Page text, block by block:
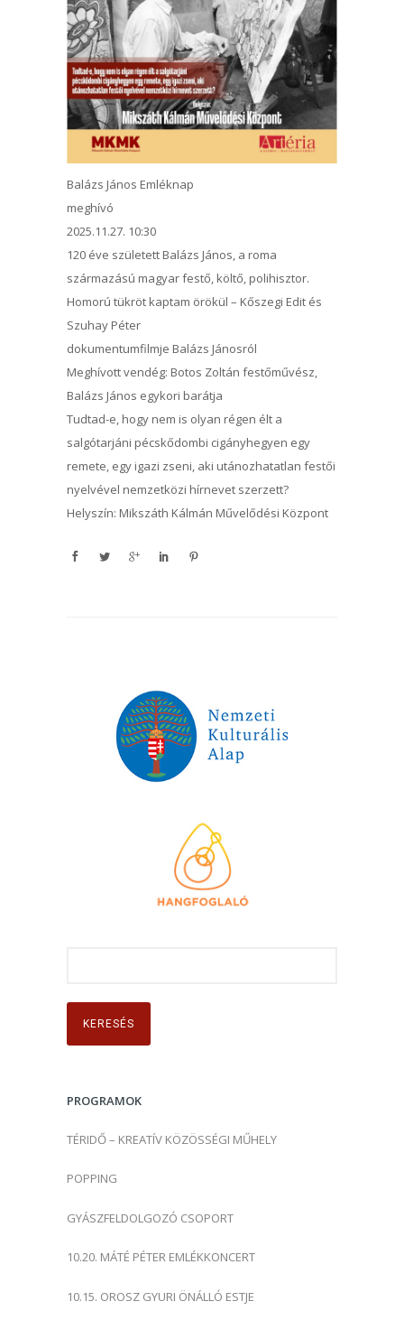
Balázs János Emléknap
meghívó
2025.11.27. 10:30
120 éve született Balázs János, a roma
származású magyar festő, költő, polihisztor.
Homorú tükröt kaptam örökül – Kőszegi Edit és
Szuhay Péter
dokumentumfilmje Balázs Jánosról
Meghívott vendég: Botos Zoltán festőművész,
Balázs János egykori barátja
Tudtad-e, hogy nem is olyan régen élt a
salgótarjáni pécskődombi cigányhegyen egy
remete, egy igazi zseni, aki utánozhatatlan festői
nyelvével nemzetközi hírnevet szerzett?
Helyszín: Mikszáth Kálmán Művelődési Központ
r
s
:PROGRAMOK
TÉRIDŐ – KREATÍV KÖZÖSSÉGI MŰHELY
POPPING
GYÁSZFELDOLGOZÓ CSOPORT
10.20. MÁTÉ PÉTER EMLÉKKONCERT
10.15. OROSZ GYURI ÖNÁLLÓ ESTJE